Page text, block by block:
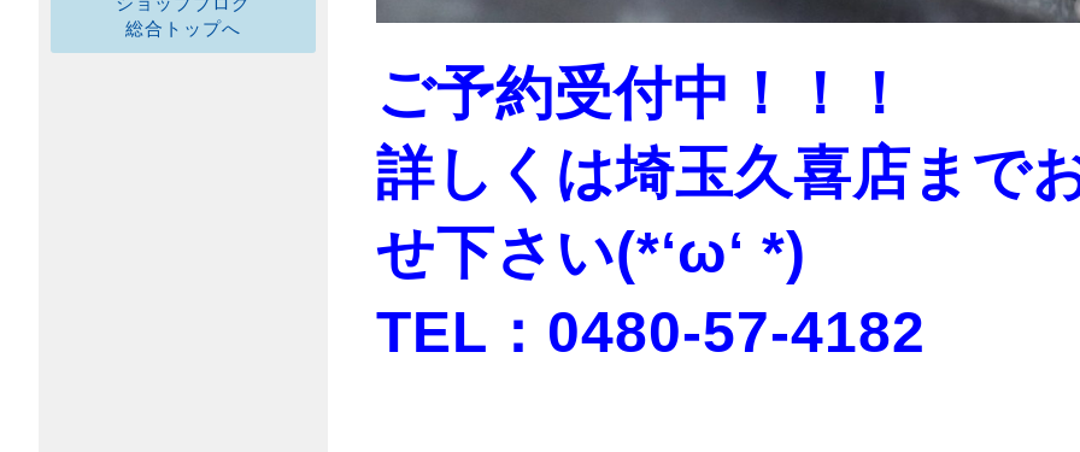
総合トップへ
ご予約受付中！！！
詳しくは埼玉久喜店まで
せ下さい(*‘ω‘ *)
TEL：0480-57-4182